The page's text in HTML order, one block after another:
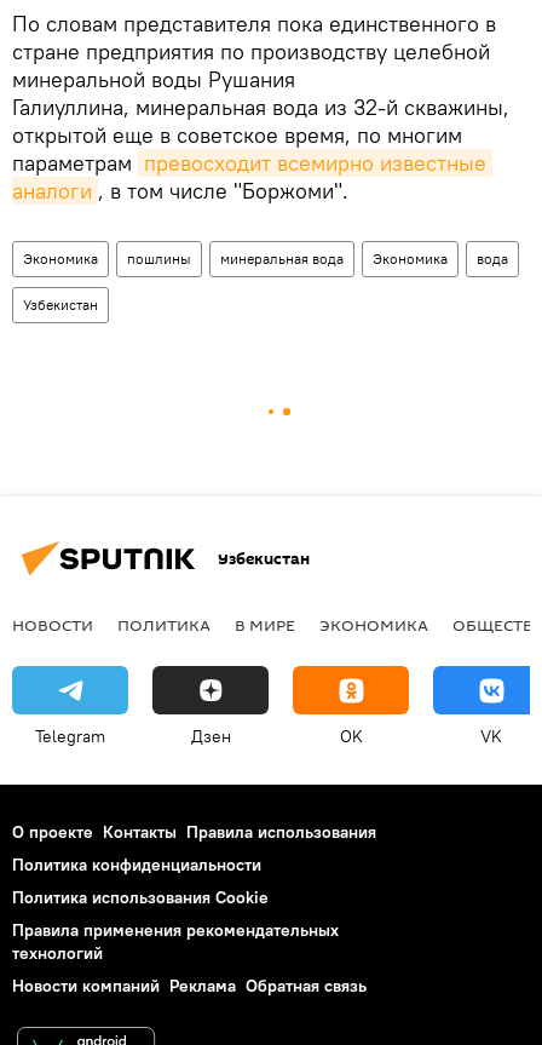
По словам представителя пока единственного в
стране предприятия по производству целебной
минеральной воды Рушания
Галиуллина, минеральная вода из 32-й скважины,
открытой еще в советское время, по многим
параметрам превосходит всемирно известные
аналоги , в том числе "Боржоми".
Экономика пошлины минеральная вода Экономика вода
Узбекистан
Узбекистан
НОВОСТИ ПОЛИТИКА В МИРЕ ЭКОНОМИКА
Telegram Дзен OK VK
О проекте Контакты Правила использования
Политика конфиденциальности
Политика использования Cookie
Правила применения рекомендательных
технологий
Новости компаний Реклама Обратная связь